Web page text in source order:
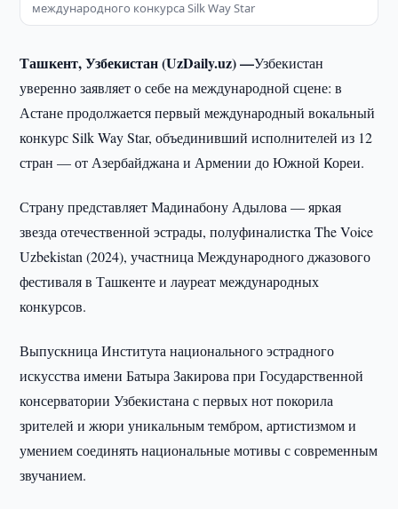
международного конкурса Silk Way Star
Ташкент, Узбекистан (UzDaily.uz) —Узбекистан
уверенно заявляет о себе на международной сцене: в
Астане продолжается первый международный вокальный
конкурс Silk Way Star, объединивший исполнителей из 12
стран — от Азербайджана и Армении до Южной Кореи.
Страну представляет Мадинабону Адылова — яркая
звезда отечественной эстрады, полуфиналистка The Voice
Uzbekistan (2024), участница Международного джазового
фестиваля в Ташкенте и лауреат международных
конкурсов.
Выпускница Института национального эстрадного
искусства имени Батыра Закирова при Государственной
консерватории Узбекистана с первых нот покорила
зрителей и жюри уникальным тембром, артистизмом и
умением соединять национальные мотивы с современным
звучанием.